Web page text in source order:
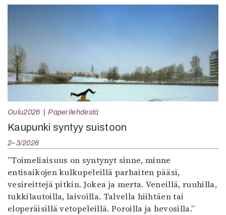
Oulu2026 Paperilehdestä
Kaupunki syntyy suistoon
2–3/2026
”Toimeliaisuus on syntynyt sinne, minne
entisaikojen kulkupeleillä parhaiten pääsi,
vesireittejä pitkin. Jokea ja merta. Veneillä, ruuhilla,
tukkilautoilla, laivoilla. Talvella hiihtäen tai
eloperäisillä vetopeleillä. Poroilla ja hevosilla.”